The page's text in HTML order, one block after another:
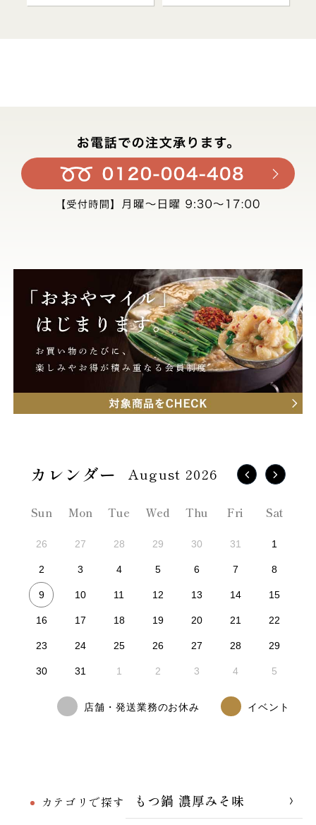
カテゴリで探す
もつ鍋 濃厚みそ味
August 2026
Sun Mon Tue Wed Thu Fri Sat
26 27 28 29 30 31 1
2 3 4 5 6 7 8
9 10 11 12 13 14 15
16 17 18 19 20 21 22
23 24 25 26 27 28 29
30 31 1 2 3 4 5
店舗・発送業務のお休み イベント